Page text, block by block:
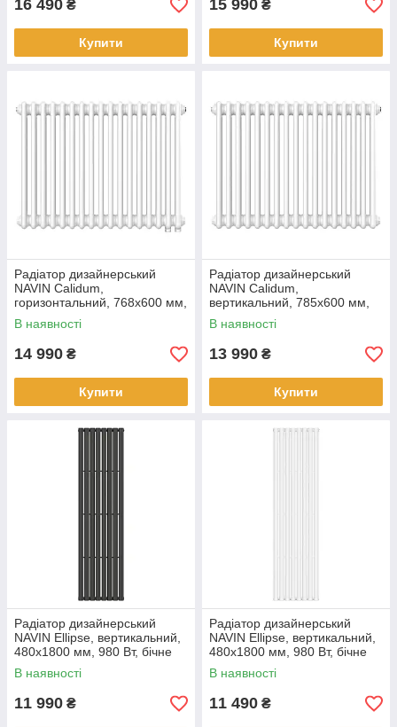
16 490 ₴
Купити
15 990 ₴
Купити
Радіатор дизайнерський
NAVIN Calidum,
горизонтальний, 768x600 мм,
990 Вт, нижнє підключення 50
мм, білий
В наявності
14 990 ₴
Купити
Радіатор дизайнерський
NAVIN Calidum,
вертикальний, 785x600 мм,
990 Вт, бічне підключення,
білий
В наявності
13 990 ₴
Купити
Радіатор дизайнерський
NAVIN Ellipse, вертикальний,
480x1800 мм, 980 Вт, бічне
підключення, чорний муар
В наявності
11 990 ₴
Радіатор дизайнерський
NAVIN Ellipse, вертикальний,
480x1800 мм, 980 Вт, бічне
підключення, білий
В наявності
11 490 ₴